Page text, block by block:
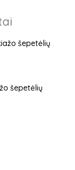
šepetėlių